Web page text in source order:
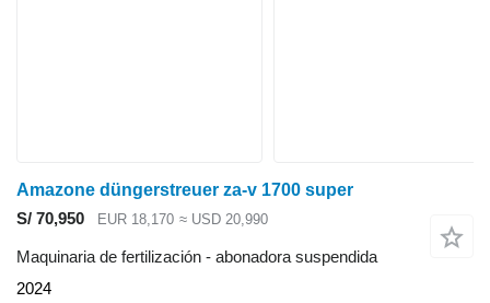
Amazone düngerstreuer za-v 1700 super
S/ 70,950
EUR 18,170 ≈ USD 20,990
Maquinaria de fertilización - abonadora suspendida
2024